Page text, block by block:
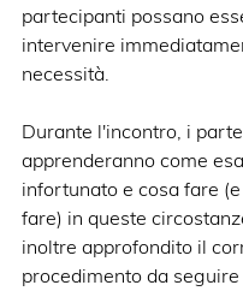
partecipanti possano
intervenire
necessità.
Durante l'incontro, i
apprenderanno come
infortunato e cosa fare
fare) in queste
inoltre approfondito il
procedimento da